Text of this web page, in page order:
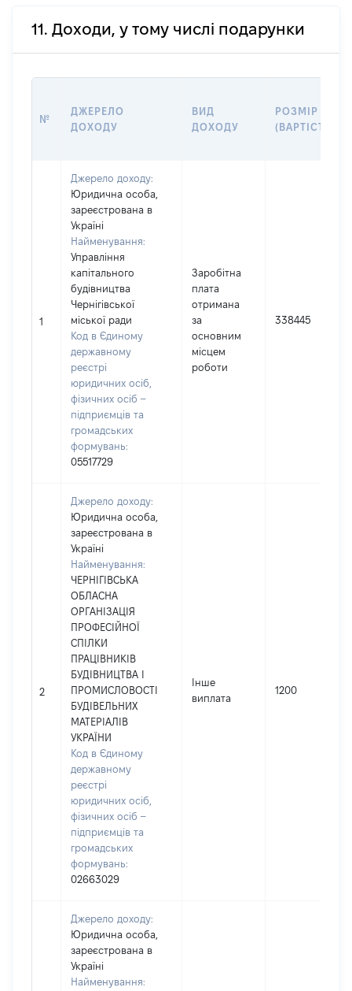
11. Доходи, у тому числі подарунки
№
ДЖЕРЕЛО
ДОХОДУ
ВИД
ДОХОДУ
РОЗМІР
(ВАРТІСТЬ)
1
Джерело доходу:
Юридична особа,
зареєстрована в
Україні
Найменування:
Управління
капітального
будівництва
Чернігівської
міської ради
Код в Єдиному
державному
реєстрі
юридичних осіб,
фізичних осіб –
підприємців та
громадських
формувань:
05517729
Заробітна
плата
отримана
за
основним
місцем
роботи
338445
2
Джерело доходу:
Юридична особа,
зареєстрована в
Україні
Найменування:
ЧЕРНІГІВСЬКА
ОБЛАСНА
ОРГАНІЗАЦІЯ
ПРОФЕСІЙНОЇ
СПІЛКИ
ПРАЦІВНИКІВ
БУДІВНИЦТВА І
ПРОМИСЛОВОСТІ
БУДІВЕЛЬНИХ
МАТЕРІАЛІВ
УКРАЇНИ
Код в Єдиному
державному
реєстрі
юридичних осіб,
фізичних осіб –
підприємців та
громадських
формувань:
02663029
Інше
виплата
1200
Джерело доходу:
Юридична особа,
зареєстрована в
Україні
Найменування: